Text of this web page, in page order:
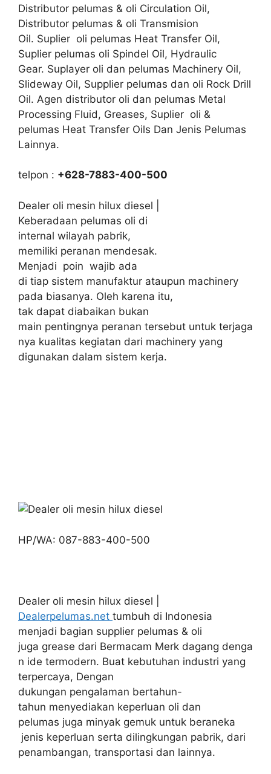
Distributor pelumas & oli Circulation Oil,
Distributor pelumas & oli Transmision
Oil. Suplier oli pelumas Heat Transfer Oil,
Suplier pelumas oli Spindel Oil, Hydraulic
Gear. Suplayer oli dan pelumas Machinery Oil,
Slideway Oil, Supplier pelumas dan oli Rock Drill
Oil. Agen distributor oli dan pelumas Metal
Processing Fluid, Greases, Suplier oli &
pelumas Heat Transfer Oils Dan Jenis Pelumas
Lainnya.
telpon : +628-7883-400-500
Dealer oli mesin hilux diesel |
Keberadaan pelumas oli di
internal wilayah pabrik,
memiliki peranan mendesak.
Menjadi poin wajib ada
di tiap sistem manufaktur ataupun machinery
pada biasanya. Oleh karena itu,
tak dapat diabaikan bukan
main pentingnya peranan tersebut untuk terjaga
nya kualitas kegiatan dari machinery yang
digunakan dalam sistem kerja.
HP/WA: 087-883-400-500
Dealer oli mesin hilux diesel |
Dealerpelumas.net tumbuh di Indonesia
menjadi bagian supplier pelumas & oli
juga grease dari Bermacam Merk dagang denga
n ide termodern. Buat kebutuhan industri yang
terpercaya, Dengan
dukungan pengalaman bertahun-
tahun menyediakan keperluan oli dan
pelumas juga minyak gemuk untuk beraneka
jenis keperluan serta dilingkungan pabrik, dari
penambangan, transportasi dan lainnya.